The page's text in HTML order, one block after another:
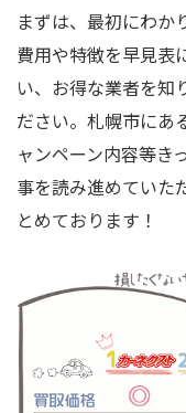
まずは、最初にわか
費用や特徴を早見表
い、お得な業者を知
ださい。札幌市にあ
ャンペーン内容等き
事を読み進めていた
とめております！